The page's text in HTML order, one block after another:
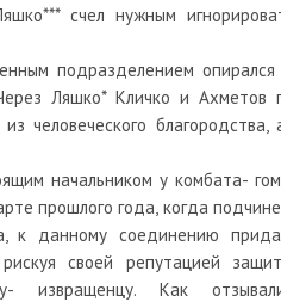
*** счел нужным
подразделением
Ляшко* Кличко и Ахметов
благородства,
начальником у комбата-
прошлого года, когда
к данному соединению
своей репутацией
извращенцу. Как